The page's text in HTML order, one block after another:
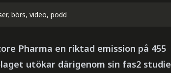
börs, video, podd
Pharma en riktad emission på 455
utökar därigenom sin fas2 studie